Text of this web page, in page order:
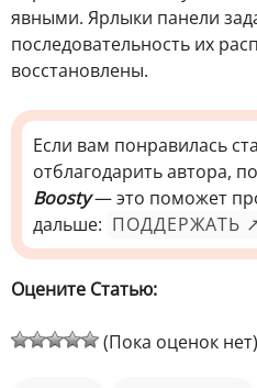
явными. Ярлыки панели
последовательность их
восстановлены.
Если вам понравилась
отблагодарить автора,
Boosty— это поможет
дальше: ПОДДЕРЖАТЬ
Оцените Статью:
(Пока оценок нет)